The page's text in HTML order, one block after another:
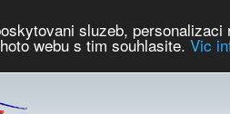
sluzeb,
webu s tim souhlasite. Vic